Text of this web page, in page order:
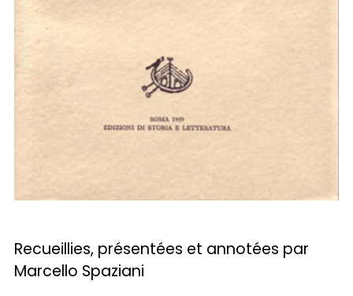
Recueillies, présentées et annotées par
Marcello Spaziani